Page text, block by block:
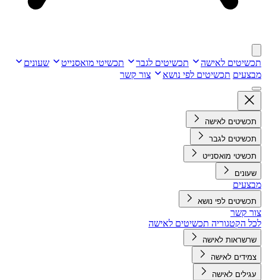
תכשיטים לאישה תכשיטים לגבר תכשיטי מואסנייט
שעונים
מבצעים תכשיטים לפי נושא צור קשר
תכשיטים לאישה
תכשיטים לגבר
תכשיטי מואסנייט
שעונים
מבצעים
תכשיטים לפי נושא
צור קשר
לכל הקטגוריה תכשיטים לאישה
שרשראות לאישה
צמידים לאישה
עגילים לאישה